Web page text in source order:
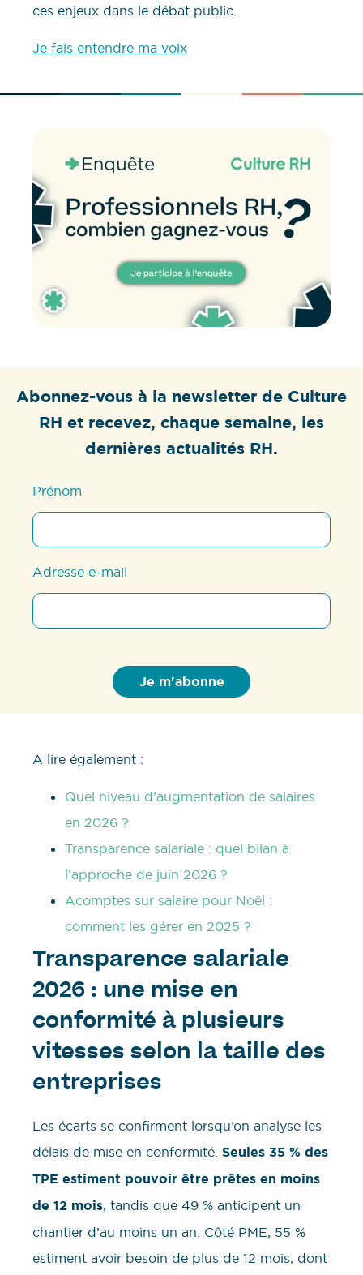
ces enjeux dans le débat public.
Je fais entendre ma voix
Abonnez-vous à la newsletter de Culture
RH et recevez, chaque semaine, les
dernières actualités RH.
Prénom
Adresse e-mail
A lire également :
Quel niveau d’augmentation de salaires
en 2026 ?
Transparence salariale : quel bilan à
l’approche de juin 2026 ?
Acomptes sur salaire pour Noël :
comment les gérer en 2025 ?
Transparence salariale
2026 : une mise en
conformité à plusieurs
vitesses selon la taille des
entreprises
Les écarts se confirment lorsqu’on analyse les
délais de mise en conformité. Seules 35 % des
TPE estiment pouvoir être prêtes en moins
de 12 mois, tandis que 49 % anticipent un
chantier d’au moins un an. Côté PME, 55 %
estiment avoir besoin de plus de 12 mois, dont